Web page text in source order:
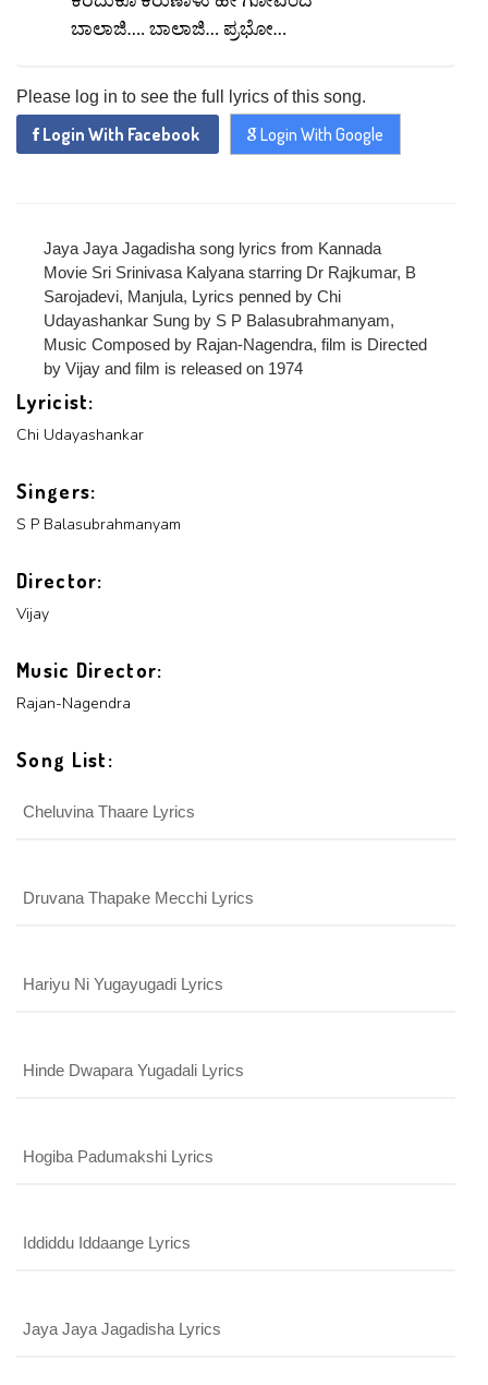
ಬಾಲಾಜಿ…. ಬಾಲಾಜಿ… ಪ್ರಭೋ…
Please log in to see the full lyrics of this song.
Login With Facebook Login With Google
Jaya Jaya Jagadisha song lyrics from Kannada
Movie Sri Srinivasa Kalyana starring Dr Rajkumar, B
Sarojadevi, Manjula, Lyrics penned by Chi
Udayashankar Sung by S P Balasubrahmanyam,
Music Composed by Rajan-Nagendra, film is Directed
by Vijay and film is released on 1974
Lyricist:
Chi Udayashankar
Singers:
S P Balasubrahmanyam
Director:
Vijay
Music Director:
Rajan-Nagendra
Song List:
Cheluvina Thaare Lyrics
Druvana Thapake Mecchi Lyrics
Hariyu Ni Yugayugadi Lyrics
Hinde Dwapara Yugadali Lyrics
Hogiba Padumakshi Lyrics
Iddiddu Iddaange Lyrics
Jaya Jaya Jagadisha Lyrics
SUBMIT
LOGIN
Login With Facebook
REGISTER
Or Via Social
Login With Facebook
FORGET
PASSWORD
SEND
CHANGE
PASSWORD
PROFILE
SUBMIT